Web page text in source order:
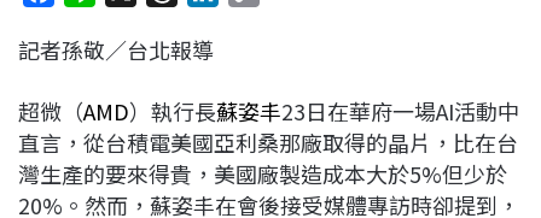
c
b
o
o
k
n
r
a
d
s
e
d
I
n
L
i
n
k
記者孫敬／台北報導
超微（AMD）執行長蘇姿丰23日在華府一場AI活動中
直言，從台積電美國亞利桑那廠取得的晶片，比在台
灣生產的要來得貴，美國廠製造成本大於5%但少於
20%。然而，蘇姿丰在會後接受媒體專訪時卻提到，